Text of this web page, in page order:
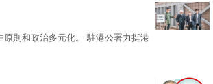
原則和政治多元化。 駐港公署力挺港